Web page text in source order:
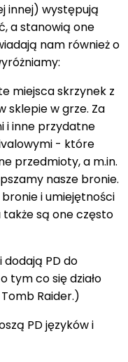
innej) występują
a stanowią one
nam również o
miejsca skrzynek z
sklepie w grze. Za
i inne przydatne
- które
przedmioty, a m.in.
nasze bronie.
i umiejętności
są one często
PD do
tym co się działo
Tomb Raider.)
PD języków i